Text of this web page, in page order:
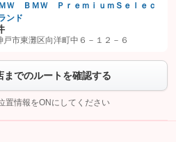
友だち追加してから「許可する」ボタンを押
こちら
Ｗ ＢＭＷ ＰｒｅｍｉｕｍＳｅｌｅｃ
ンド
市東灘区向洋町中６－１２－６
までのルートを確認する
置情報をONにしてください